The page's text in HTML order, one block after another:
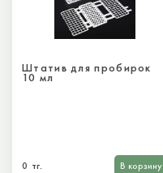
Штатив для пробирок
10 мл
0 тг. В корзину